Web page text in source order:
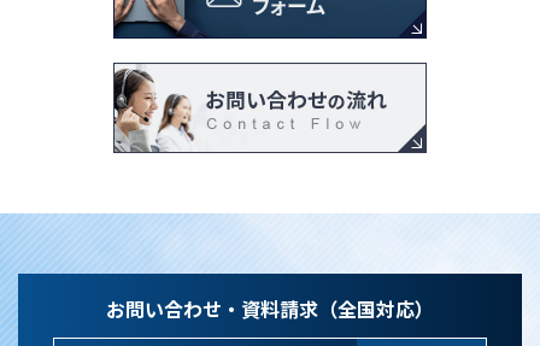
お問い合わせ・資料請求（全国対応）